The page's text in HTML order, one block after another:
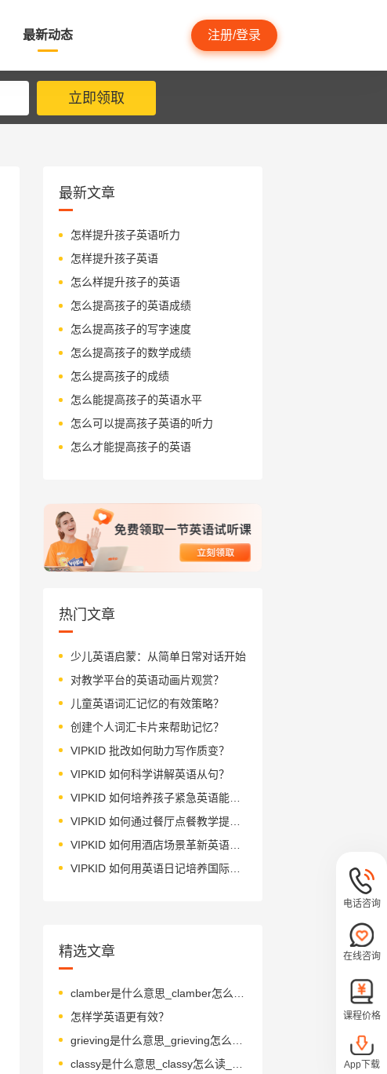
最新动态 注册/登录
立即领取
最新文章
怎样提升孩子英语听力
怎样提升孩子英语
怎么样提升孩子的英语
怎么提高孩子的英语成绩
怎么提高孩子的写字速度
怎么提高孩子的数学成绩
怎么提高孩子的成绩
怎么能提高孩子的英语水平
怎么可以提高孩子英语的听力
怎么才能提高孩子的英语
热门文章
少儿英语启蒙：从简单日常对话开始
对教学平台的英语动画片观赏？
儿童英语词汇记忆的有效策略？
创建个人词汇卡片来帮助记忆？
VIPKID 批改如何助力写作质变？
VIPKID 如何科学讲解英语从句？
VIPKID 如何培养孩子紧急英语能力？
VIPKID 如何通过餐厅点餐教学提升少儿英语应用能力？
VIPKID 如何用酒店场景革新英语教学？
VIPKID 如何用英语日记培养国际化人才？
精选文章
怎样学英语更有效？
电话咨询
在线咨询
课程价格
App下载